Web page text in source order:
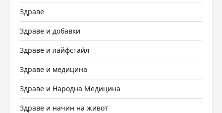
Здраве
Здраве и добавки
Здраве и лайфстайл
Здраве и медицина
Здраве и Народна Медицина
Здраве и начин на живот